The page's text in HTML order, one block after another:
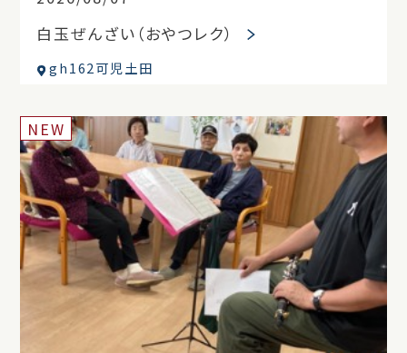
白玉ぜんざい（おやつレク）
gh162可児土田
NEW